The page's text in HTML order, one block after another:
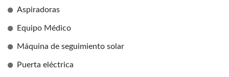
Aspiradoras
Equipo Médico
Máquina de seguimiento solar
Puerta eléctrica